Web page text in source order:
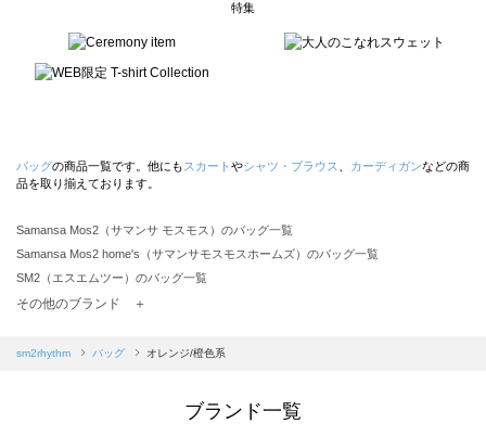
特集
バッグの商品一覧です。他にも スカート やシャツ・ブラウス カーディガンなどの商
品を取り揃えております。
Samansa Mos2（サマンサ モスモス）のバッグ一覧
Samansa Mos2 home's（サマンサモスモスホームズ）のバッグ一覧
SM2（エスエムツー）のバッグ一覧
TSUHARU by Samansa Mos2（ツハルバイサマンサモスモス）のバッグ一覧
Samansa Mos2 blue（サマンサモスモス ブルー）のバッグ一覧
sō4ū（ソウフォーユー）のバッグ一覧
その他のブランド ＋
sm2rhythm バッグ オレンジ/橙色系
ブランド一覧